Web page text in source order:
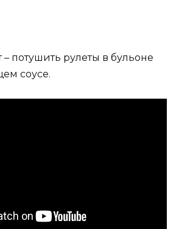
потушить рулеты в бульоне
соусе.